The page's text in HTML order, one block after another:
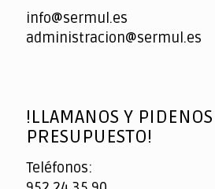
info@sermul.es
administracion@sermul.es
!LLAMANOS Y PIDENOS
PRESUPUESTO!
Teléfonos: